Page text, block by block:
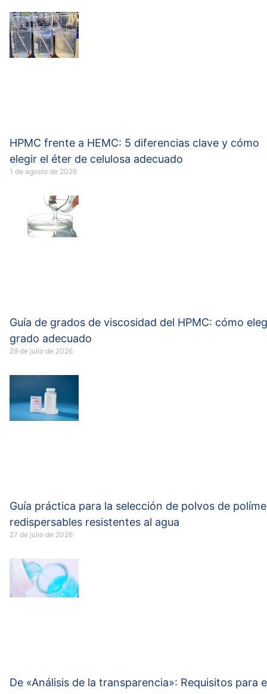
HPMC frente a HEMC: 5 diferencias clave y cómo
elegir el éter de celulosa adecuado
1 de agosto de 2026
Guía de grados de viscosidad del HPMC: cómo
grado adecuado
29 de julio de 2026
Guía práctica para la selección de polvos de
redispersables resistentes al agua
27 de julio de 2026
De «Análisis de la transparencia»: Requisitos para